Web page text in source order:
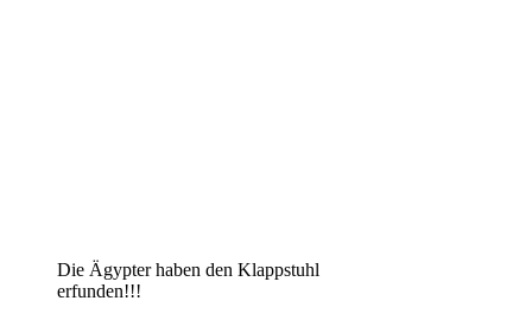
Die Ägypter haben den Klappstuhl
erfunden!!!